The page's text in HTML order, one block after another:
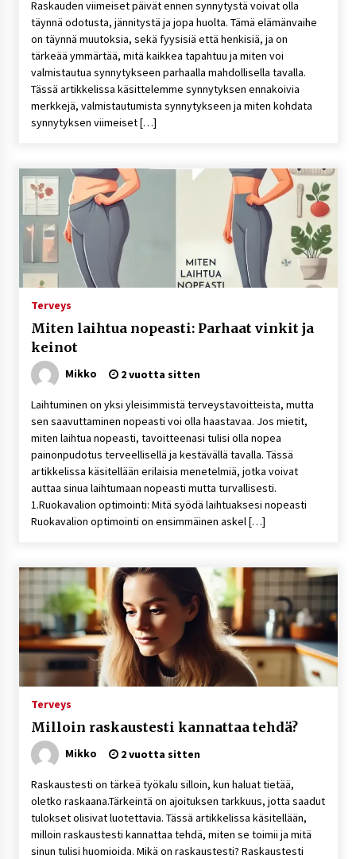
10 euron talletuskasinot ja pikamaksut: mitä
suomalaisten pelaajien on hyvä tietää
4 viikkoa sitten
Toni Lapinlampi – tapaus, oikeudenkäynnit ja
mitä asiasta tiedetään
Raskauden viimeiset päivät ennen synnytystä voivat olla
täynnä odotusta, jännitystä ja jopa huolta. Tämä elämänvaihe
on täynnä muutoksia, sekä fyysisiä että henkisiä, ja on
tärkeää ymmärtää, mitä kaikkea tapahtuu ja miten voi
valmistautua synnytykseen parhaalla mahdollisella tavalla.
Tässä artikkelissa käsittelemme synnytyksen ennakoivia
merkkejä, valmistautumista synnytykseen ja miten kohdata
synnytyksen viimeiset […]
Terveys
Miten laihtua nopeasti: Parhaat vinkit ja
keinot
Mikko 2 vuotta sitten
Laihtuminen on yksi yleisimmistä terveystavoitteista, mutta
sen saavuttaminen nopeasti voi olla haastavaa. Jos mietit,
miten laihtua nopeasti, tavoitteenasi tulisi olla nopea
painonpudotus terveellisellä ja kestävällä tavalla. Tässä
artikkelissa käsitellään erilaisia menetelmiä, jotka voivat
auttaa sinua laihtumaan nopeasti mutta turvallisesti.
1.Ruokavalion optimointi: Mitä syödä laihtuaksesi nopeasti
Ruokavalion optimointi on ensimmäinen askel […]
Terveys
Milloin raskaustesti kannattaa tehdä?
Mikko 2 vuotta sitten
Raskaustesti on tärkeä työkalu silloin, kun haluat tietää,
oletko raskaana.Tärkeintä on ajoituksen tarkkuus, jotta saadut
tulokset olisivat luotettavia. Tässä artikkelissa käsitellään,
milloin raskaustesti kannattaa tehdä, miten se toimii ja mitä
sinun tulisi huomioida. Mikä on raskaustesti? Raskaustesti